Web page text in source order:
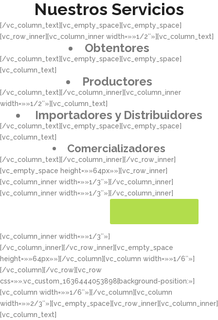
Nuestros Servicios
[/vc_column_text][vc_empty_space][vc_empty_space]
[vc_row_inner][vc_column_inner width=»»1/2″»][vc_column_text]
Obtentores
[/vc_column_text][vc_empty_space][vc_empty_space]
[vc_column_text]
Productores
[/vc_column_text][/vc_column_inner][vc_column_inner
width=»»1/2″»][vc_column_text]
Importadores y Distribuidores
[/vc_column_text][vc_empty_space][vc_empty_space]
[vc_column_text]
Comercializadores
[/vc_column_text][/vc_column_inner][/vc_row_inner]
[vc_empty_space height=»»64px»»][vc_row_inner]
[vc_column_inner width=»»1/3″»][/vc_column_inner]
[vc_column_inner width=»»1/3″»][/vc_column_inner]
[vc_column_inner width=»»1/3″»]
[/vc_column_inner][/vc_row_inner][vc_empty_space
height=»»64px»»][/vc_column][vc_column width=»»1/6″»]
[/vc_column][/vc_row][vc_row
css=»».vc_custom_1636444053898{background-position:»]
[vc_column width=»»1/6″»][/vc_column][vc_column
width=»»2/3″»][vc_empty_space][vc_row_inner][vc_column_inner]
[vc_column_text]